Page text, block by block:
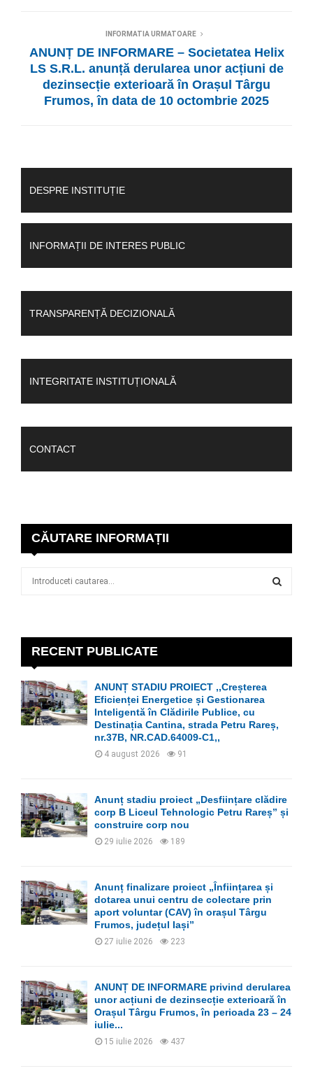
INFORMATIA URMATOARE
ANUNȚ DE INFORMARE – Societatea Helix
LS S.R.L. anunță derularea unor acțiuni de
dezinsecție exterioară în Orașul Târgu
Frumos, în data de 10 octombrie 2025
DESPRE INSTITUȚIE
INFORMAȚII DE INTERES PUBLIC
TRANSPARENȚĂ DECIZIONALĂ
INTEGRITATE INSTITUȚIONALĂ
CONTACT
CĂUTARE INFORMAȚII
r
:
E
A
C
RECENT PUBLICATE
ANUNȚ STADIU PROIECT ,,Creșterea
Eficienței Energetice și Gestionarea
Inteligentă în Clădirile Publice, cu
Destinația Cantina, strada Petru Rareș,
nr.37B, NR.CAD.64009-C1,,
4 august 2026 91
Anunț stadiu proiect „Desființare clădire
corp B Liceul Tehnologic Petru Rareș” și
construire corp nou
29 iulie 2026 189
Anunț finalizare proiect „Înființarea și
dotarea unui centru de colectare prin
aport voluntar (CAV) în orașul Târgu
Frumos, județul Iași”
27 iulie 2026 223
ANUNȚ DE INFORMARE privind derularea
unor acțiuni de dezinsecție exterioară în
Orașul Târgu Frumos, în perioada 23 – 24
iulie...
15 iulie 2026 437